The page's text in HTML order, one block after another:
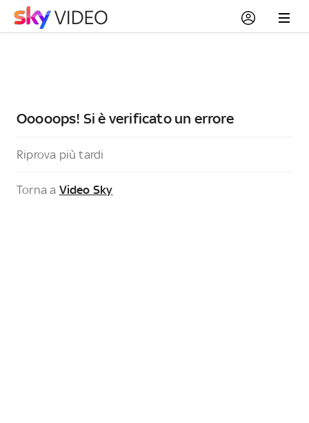
Ooooops! Si è verificato un errore
Riprova più tardi
Torna a Video Sky